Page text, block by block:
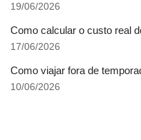
19/06/2026
Como calcular o custo real
17/06/2026
Como viajar fora de
10/06/2026